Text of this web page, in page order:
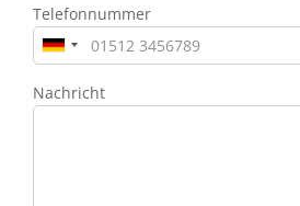
Telefonnummer
Nachricht